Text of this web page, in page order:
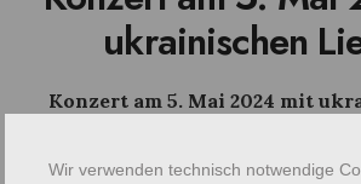
ukrainischen
Konzert am 5. Mai 2024 mit
Wir verwenden technisch notwendige